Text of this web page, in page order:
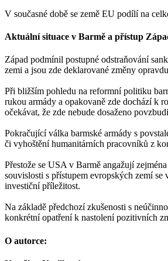
V současné době se země EU podílí na
Aktuální situace v Barmě a přístup
Západ podmínil postupné odstraňování
zemi a jsou zde deklarované změny
Při bližším pohledu na reformní politiku
rukou armády a opakovaně zde dochází k
očekávat, že zde nebude dosaženo
Pokračující válka barmské armády s
či vyhoštění humanitárních pracovníků z
Přestože se USA v Barmě angažují
souvislosti s přístupem evropských zemí
investiční příležitost.
Na základě předchozí zkušenosti s
konkrétní opatření k nastolení pozitivních
O autorce: